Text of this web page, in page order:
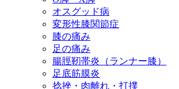
オスグッド病
変形性膝関節症
膝の痛み
足の痛み
腸脛靭帯炎（ランナー膝）
足底筋膜炎
捻挫・肉離れ・打撲